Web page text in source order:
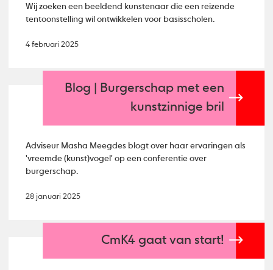
Wij zoeken een beeldend kunstenaar die een reizende
tentoonstelling wil ontwikkelen voor basisscholen.
4 februari 2025
Blog | Burgerschap met een
kunstzinnige bril
Adviseur Masha Meegdes blogt over haar ervaringen als
'vreemde (kunst)vogel' op een conferentie over
burgerschap.
28 januari 2025
CmK4 gaat van start!